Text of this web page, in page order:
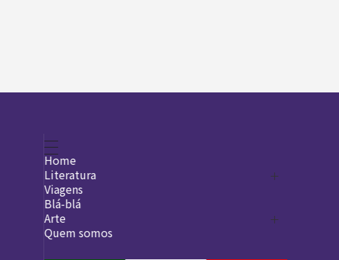
Home
Literatura
Legado
Viagens
Blá-blá
Arte
O que é arte
DesignSocial
Quem somos